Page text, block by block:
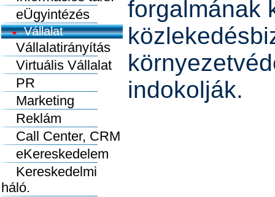
eÜgyintézés
Vállalat
Vállalatirányítás
Virtuális Vállalat
PR
Marketing
Reklám
Call Center, CRM
eKereskedelem
Kereskedelmi
háló.
forgalmának
indokolják.